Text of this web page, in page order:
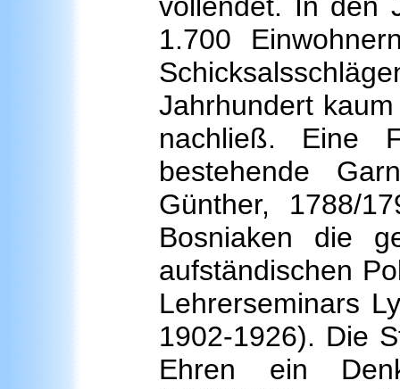
vollendet. In den
1.700
Jahrhundert
nachließ. Eine
bestehende
Günther, 1788/
Bosniaken die
aufständischen
Lehrerseminars
1902-1926). Die
Ehren ein